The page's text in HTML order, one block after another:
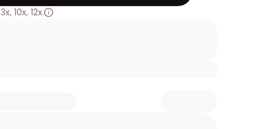
3x, 10x, 12x.